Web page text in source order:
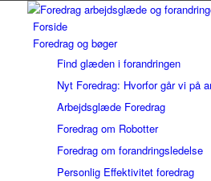
Forside
Foredrag og bøger
Find glæden i forandringen
Nyt Foredrag: Hvorfor går vi på
Arbejdsglæde Foredrag
Foredrag om Robotter
Foredrag om forandringsledelse
Personlig Effektivitet foredrag